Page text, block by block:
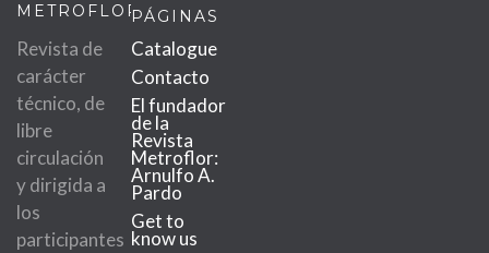
METROFLOR
Revista de
carácter
técnico, de
libre
circulación
y dirigida a
los
participantes
PÁGINAS
Catalogue
Contacto
El fundador
de la
Revista
Metroflor:
Arnulfo A.
Pardo
Get to
know us